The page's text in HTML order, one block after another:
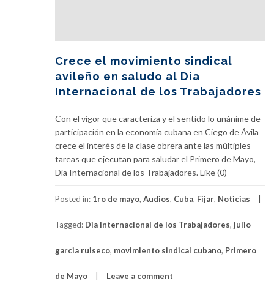
Crece el movimiento sindical
avileño en saludo al Día
Internacional de los Trabajadores
Con el vigor que caracteriza y el sentido lo unánime de
participación en la economía cubana en Ciego de Ávila
crece el interés de la clase obrera ante las múltiples
tareas que ejecutan para saludar el Primero de Mayo,
Día Internacional de los Trabajadores. Like (0)
Posted in: 1ro de mayo, Audios, Cuba, Fijar, Noticias
Tagged: Dia Internacional de los Trabajadores, julio
garcia ruiseco, movimiento sindical cubano, Primero
de Mayo Leave a comment